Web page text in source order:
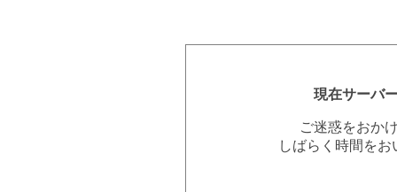
現在サーバ
ご迷惑をおか
しばらく時間を